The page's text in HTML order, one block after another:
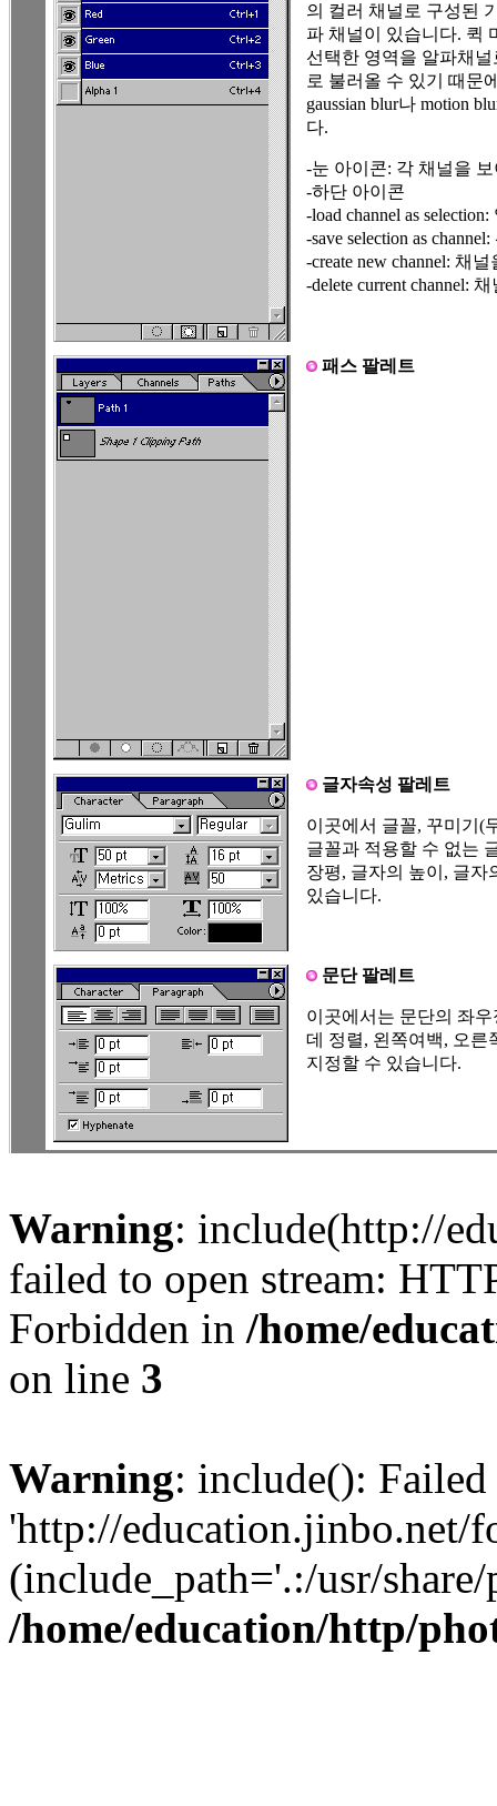
의 컬러 채널로 구성된
파 채널이 있습니다. 퀵
선택한 영역을 알파채
로 불러올 수 있기 때문
gaussian blur나 motion
다.
-눈 아이콘: 각 채널을
-하단 아이콘
-load channel as
-save selection as
-create new channel: 채
-delete current channel:
패스 팔레트
글자속성 팔레트
이곳에서 글꼴, 꾸미기(
글꼴과 적용할 수 없는
장평, 글자의 높이, 글자
있습니다.
문단 팔레트
이곳에서는 문단의 좌
데 정렬, 왼쪽여백, 오른
지정할 수 있습니다.
Warning: include(http://
failed to open stream:
Forbidden in /home/
on line 3
Warning: include():
'http://education.jinbo.net/
(include_path='.:/usr/
/home/education/http/